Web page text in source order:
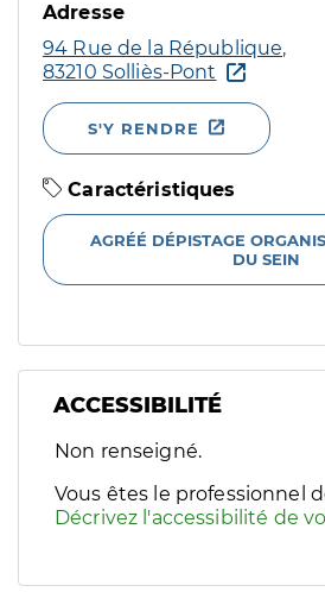
Adresse
94 Rue de la République,
83210 Solliès-Pont
S'Y RENDRE
Caractéristiques
AGRÉÉ DÉPISTAGE
DU SEIN
ACCESSIBILITÉ
Filtres
Sélectionnez un ou plusieurs
Non renseigné.
Vous êtes le professionnel
Décrivez l'accessibilité de